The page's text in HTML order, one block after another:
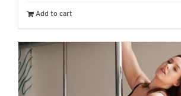
Add to cart